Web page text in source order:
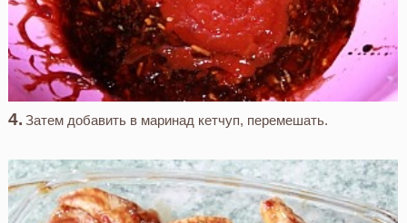
Затем добавить в маринад кетчуп, перемешать.